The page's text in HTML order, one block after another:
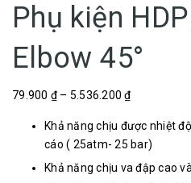
Phụ kiện
Elbow 45°
79.900 ₫ – 5.536.200 ₫
Khả năng chịu được nhiệt
cáo ( 25atm- 25 bar)
Khả năng chịu va đập cao